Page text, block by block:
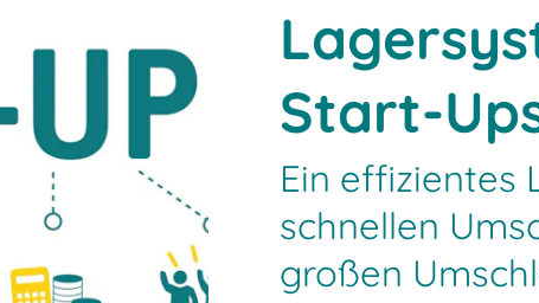
Start-
Ein effizientes
schnellen
großen